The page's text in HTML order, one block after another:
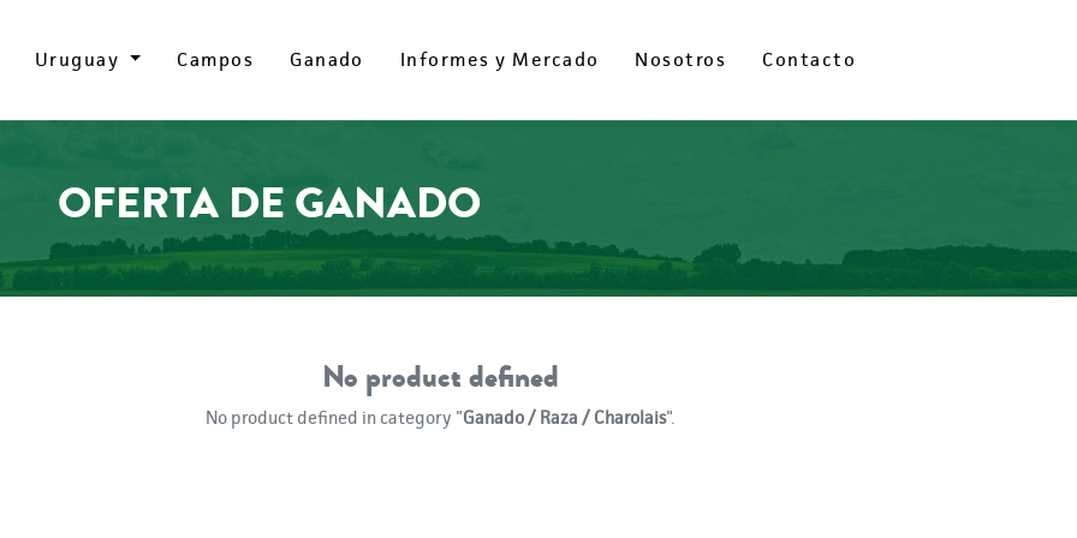
Uruguay Campos Ganado Informes y Mercado Nosotros Contacto
Uruguay Campos Ganado Informes y Mercado Nosotros Contacto
OFERTA DE GANADO
No product defined
No product defined in category "Ganado / Raza / Charolais".